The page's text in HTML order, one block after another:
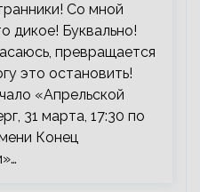
Со мной
дикое! Буквально!
превращается
это остановить!
«Апрельской
31 марта, 17:30 по
Конец